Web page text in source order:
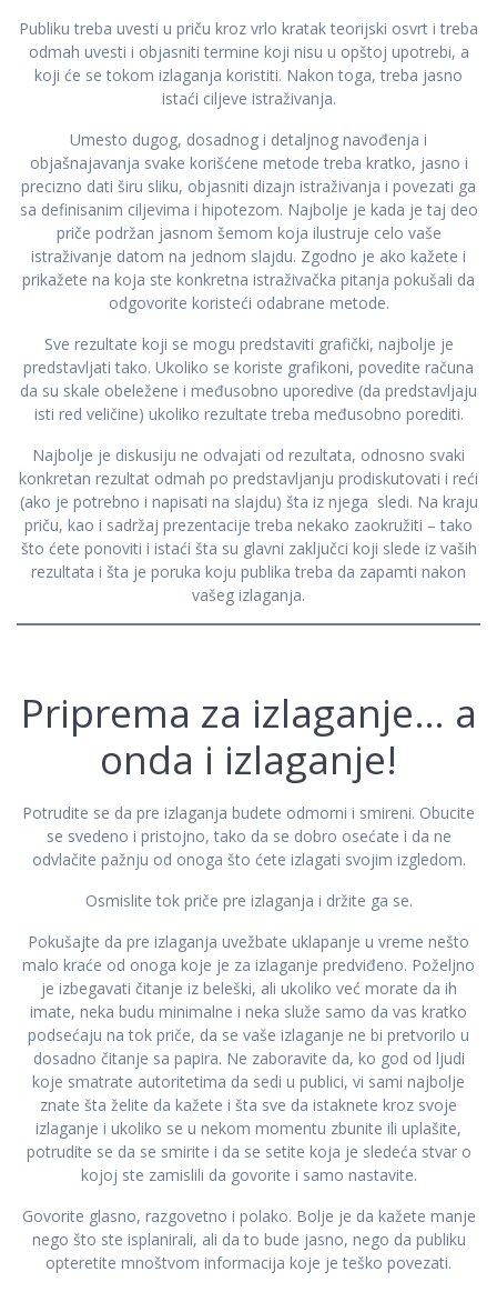
Publiku treba uvesti u priču kroz vrlo kratak teorijski osvrt i treba
odmah uvesti i objasniti termine koji nisu u opštoj upotrebi, a
koji će se tokom izlaganja koristiti. Nakon toga, treba jasno
istaći ciljeve istraživanja.
Umesto dugog, dosadnog i detaljnog navođenja i
objašnajavanja svake korišćene metode treba kratko, jasno i
precizno dati širu sliku, objasniti dizajn istraživanja i povezati ga
sa definisanim ciljevima i hipotezom. Najbolje je kada je taj deo
priče podržan jasnom šemom koja ilustruje celo vaše
istraživanje datom na jednom slajdu. Zgodno je ako kažete i
prikažete na koja ste konkretna istraživačka pitanja pokušali da
odgovorite koristeći odabrane metode.
Sve rezultate koji se mogu predstaviti grafički, najbolje je
predstavljati tako. Ukoliko se koriste grafikoni, povedite računa
da su skale obeležene i međusobno uporedive (da predstavljaju
isti red veličine) ukoliko rezultate treba međusobno porediti.
Najbolje je diskusiju ne odvajati od rezultata, odnosno svaki
konkretan rezultat odmah po predstavljanju prodiskutovati i reći
(ako je potrebno i napisati na slajdu) šta iz njega sledi. Na kraju
priču, kao i sadržaj prezentacije treba nekako zaokružiti – tako
što ćete ponoviti i istaći šta su glavni zaključci koji slede iz vaših
rezultata i šta je poruka koju publika treba da zapamti nakon
vašeg izlaganja.
Priprema za izlaganje… a
onda i izlaganje!
Potrudite se da pre izlaganja budete odmorni i smireni. Obucite
se svedeno i pristojno, tako da se dobro osećate i da ne
odvlačite pažnju od onoga što ćete izlagati svojim izgledom.
Osmislite tok priče pre izlaganja i držite ga se.
Pokušajte da pre izlaganja uvežbate uklapanje u vreme nešto
malo kraće od onoga koje je za izlaganje predviđeno. Poželjno
je izbegavati čitanje iz beleški, ali ukoliko već morate da ih
imate, neka budu minimalne i neka služe samo da vas kratko
podsećaju na tok priče, da se vaše izlaganje ne bi pretvorilo u
dosadno čitanje sa papira. Ne zaboravite da, ko god od ljudi
koje smatrate autoritetima da sedi u publici, vi sami najbolje
znate šta želite da kažete i šta sve da istaknete kroz svoje
izlaganje i ukoliko se u nekom momentu zbunite ili uplašite,
potrudite se da se smirite i da se setite koja je sledeća stvar o
kojoj ste zamislili da govorite i samo nastavite.
Govorite glasno, razgovetno i polako. Bolje je da kažete manje
nego što ste isplanirali, ali da to bude jasno, nego da publiku
opteretite mnoštvom informacija koje je teško povezati.